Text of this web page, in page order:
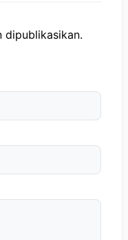
dipublikasikan.